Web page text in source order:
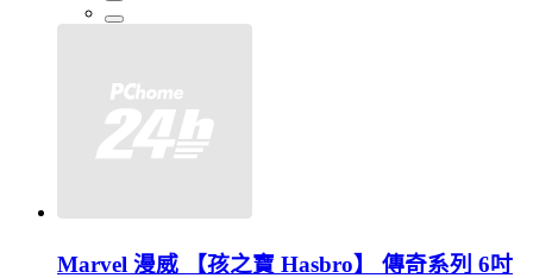
Marvel 漫威 【孩之寶 Hasbro】 傳奇系列 6吋